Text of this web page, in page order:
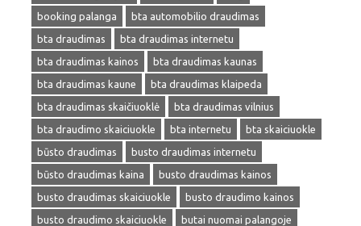
booking palanga
bta automobilio draudimas
bta draudimas
bta draudimas internetu
bta draudimas kainos
bta draudimas kaunas
bta draudimas kaune
bta draudimas klaipeda
bta draudimas skaičiuoklė
bta draudimas vilnius
bta draudimo skaiciuokle
bta internetu
bta skaiciuokle
būsto draudimas
busto draudimas internetu
būsto draudimas kaina
busto draudimas kainos
busto draudimas skaiciuokle
busto draudimo kainos
busto draudimo skaiciuokle
butai nuomai palangoje